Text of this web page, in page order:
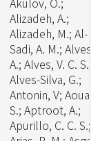
Alizadeh, A.;
Alizadeh, M.; Al-
Sadi, A. M.; Alves,
A.; Alves, V. C. S.;
Alves-Silva, G.;
Antonin, V; Aouali,
S.; Aptroot, A.;
Apurillo, C. C. S.;